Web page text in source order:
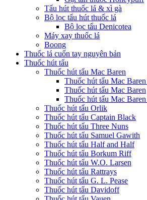
Tẩu hút thuốc lá & xì gà
Bộ lọc tẩu hút thuốc lá
Bộ lọc tẩu Denicotea
Máy xay thuốc lá
Boong
Thuốc lá cuốn tay nguyên bản
Thuốc hút tẩu
Thuốc hút tẩu Mac Baren
Thuốc hút tẩu Mac
Thuốc hút tẩu Mac Baren
Thuốc hút tẩu Mac
Thuốc hút tẩu Orlik
Thuốc hút tẩu Captain Black
Thuốc hút tẩu Three Nuns
Thuốc hút tẩu Samuel Gawith
Thuốc hút tẩu Half and Half
Thuốc hút tẩu Borkum Riff
Thuốc hút tẩu W.O. Larsen
Thuốc hút tẩu Rattrays
Thuốc hút tẩu G. L. Pease
Thuốc hút tẩu Davidoff